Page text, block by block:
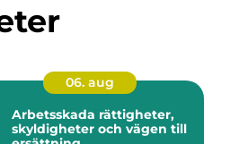
06. aug
Arbetsskada rättigheter,
skyldigheter och vägen till